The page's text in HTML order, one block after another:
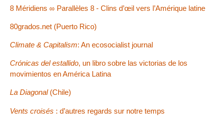
8 Méridiens ∞ Parallèles 8 - Clins d’œil vers l’Amérique latine
80grados.net (Puerto Rico)
Climate & Capitalism: An ecosocialist journal
Crónicas del estallido, un libro sobre las victorias de los
movimientos en América Latina
La Diagonal(Chile)
Vents croisés : d’autres regards sur notre temps